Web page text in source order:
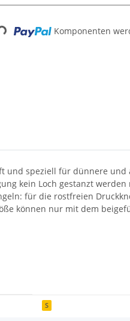
Komponenten
und speziell für dünnere
kein Loch gestanzt
für die rostfreien
können nur mit dem
S